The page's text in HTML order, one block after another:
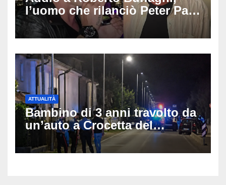
l’uomo che rilanciò Peter Pan
e Villa delle Rose: aveva 59
anni
ATTUALITÀ
Bambino di 3 anni travolto da
un’auto a Crocetta del
Montello: è gravissimo,
trasportato in elicottero a